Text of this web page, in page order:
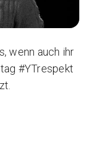
wenn auch ihr
#YTrespekt